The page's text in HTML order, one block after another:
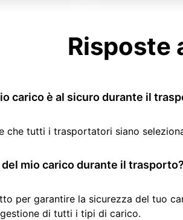
Risposte
carico è al sicuro durante il
che tutti i trasportatori siano
mio carico durante il trasporto?
per garantire la sicurezza del tuo
di tutti i tipi di carico.